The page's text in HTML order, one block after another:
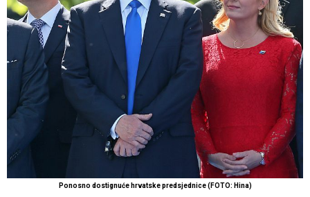
Ponosno dostignuće hrvatske predsjednice (FOTO: Hina)